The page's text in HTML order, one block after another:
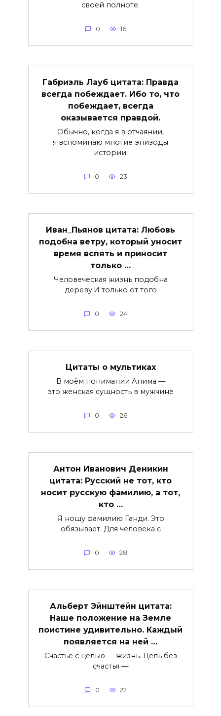
своей полноте.
0 16
Габриэль Лауб цитата: Правда
всегда побеждает. Ибо то, что
побеждает, всегда
оказывается правдой.
Обычно, когда я в отчаянии,
я вспоминаю многие эпизоды
истории.
0 23
Иван_Пьянов цитата: Любовь
подобна ветру, который уносит
время вспять и приносит
только …
Человеческая жизнь подобна
дереву.И только от того
0 24
Цитаты о мультиках
В моём понимании Анима —
это женская сущность в мужчине
0 26
Антон Иванович Деникин
цитата: Русский не тот, кто
носит русскую фамилию, а тот,
кто …
Я ношу фамилию Ганди. Это
обязывает. Для человека с
0 28
Альберт Эйнштейн цитата:
Наше положение на Земле
поистине удивительно. Каждый
появляется на ней …
Счастье с целью — жизнь. Цель без
счастья —
0 22